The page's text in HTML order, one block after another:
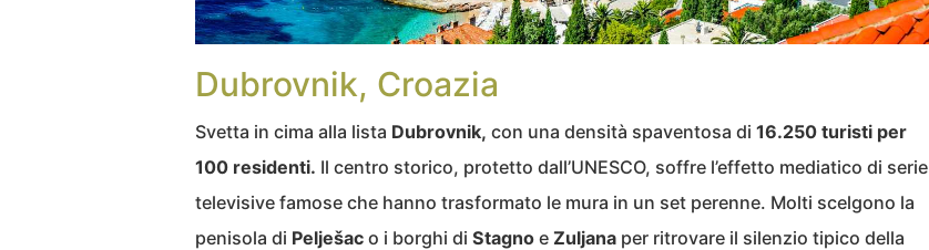
Dubrovnik, Croazia
Svetta in cima alla lista Dubrovnik, con una densità spaventosa di 16.250 turisti per
100 residenti. Il centro storico, protetto dall’UNESCO, soffre l’effetto mediatico di serie
televisive famose che hanno trasformato le mura in un set perenne. Molti scelgono la
penisola di Pelješac o i borghi di Stagno e Zuljana per ritrovare il silenzio tipico della